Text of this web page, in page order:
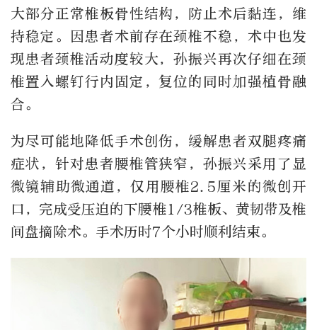
大部分正常椎板骨性结构，防止术后黏连，维
持稳定。因患者术前存在颈椎不稳，术中也发
现患者颈椎活动度较大，孙振兴再次仔细在颈
椎置入螺钉行内固定，复位的同时加强植骨融
合。
为尽可能地降低手术创伤，缓解患者双腿疼痛
症状，针对患者腰椎管狭窄，孙振兴采用了显
微镜辅助微通道，仅用腰椎2.5厘米的微创开
口，完成受压迫的下腰椎1/3椎板、黄韧带及椎
间盘摘除术。手术历时7个小时顺利结束。